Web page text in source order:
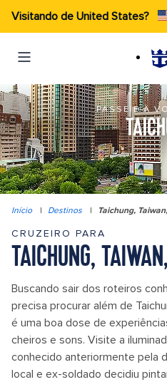
Visitando de United States?
PASSEIE À
Início | Destinos | Taichung,
CRUZEIRO PARA
TAICHUNG,
Buscando sair dos roteiros
precisa procurar além de
é uma boa dose de
cheiros e sons. Visite a
conhecido anteriormente pela
local e ex-soldado decidiu